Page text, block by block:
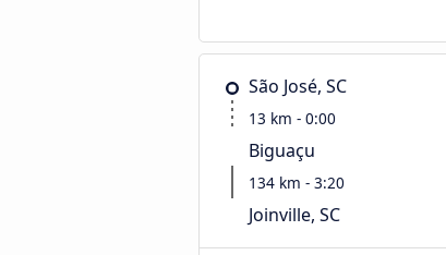
São José, SC
13 km - 0:00
Biguaçu
134 km - 3:20
Joinville, SC